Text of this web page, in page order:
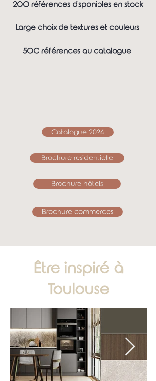
2OO références disponibles en stock
Large choix de textures et couleurs
5OO références au catalogue
Catalogue 2024
Brochure résidentielle
Brochure hôtels
Brochure commerces
Être inspiré à
Toulouse